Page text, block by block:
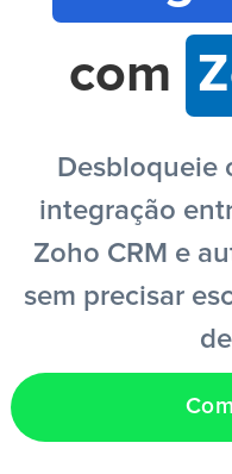
com
Desbloqueie
integração
Zoho CRM e
sem precisar